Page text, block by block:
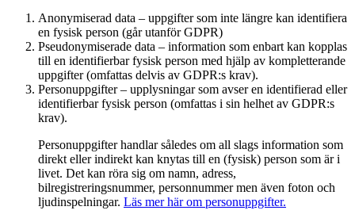
Anonymiserad data – uppgifter som inte längre kan identifiera
en fysisk person (går utanför GDPR)
Pseudonymiserade data – information som enbart kan kopplas
till en identifierbar fysisk person med hjälp av kompletterande
uppgifter (omfattas delvis av GDPR:s krav).
Personuppgifter – upplysningar som avser en identifierad eller
identifierbar fysisk person (omfattas i sin helhet av GDPR:s
krav).
Personuppgifter handlar således om all slags information som
direkt eller indirekt kan knytas till en (fysisk) person som är i
livet. Det kan röra sig om namn, adress,
bilregistreringsnummer, personnummer men även foton och
ljudinspelningar. Läs mer här om personuppgifter.